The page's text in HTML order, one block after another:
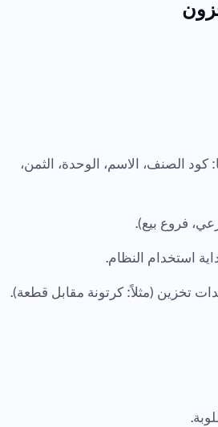
الصنف، الاسم، الوحدة، الثمن،
فروع بيع).
استخدام النظام.
تخزين (مثلاً: كرتونة مقابل قطعة).